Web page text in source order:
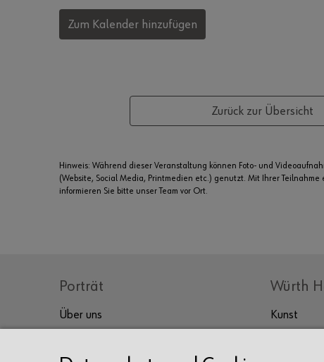
Zum Kalender hinzufügen
Zurück zur Übersicht
Hinweis: Während dieser Veranstaltung können Foto- und
(Website, Social Media, Printmedien etc.) genutzt. Mit Ihrer
informieren Sie bitte unser Team vor Ort.
Porträt
Über uns
Sammlung Würth
Würth
Kunst